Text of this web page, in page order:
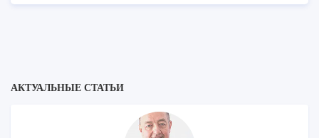
АКТУАЛЬНЫЕ СТАТЬИ